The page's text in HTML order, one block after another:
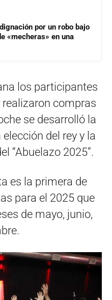
por un robo bajo
«mecheras» en una
los participantes
compras
se desarrolló la
del rey y la
“Abuelazo 2025”.
es la primera de
para el 2025 que
de mayo, junio,